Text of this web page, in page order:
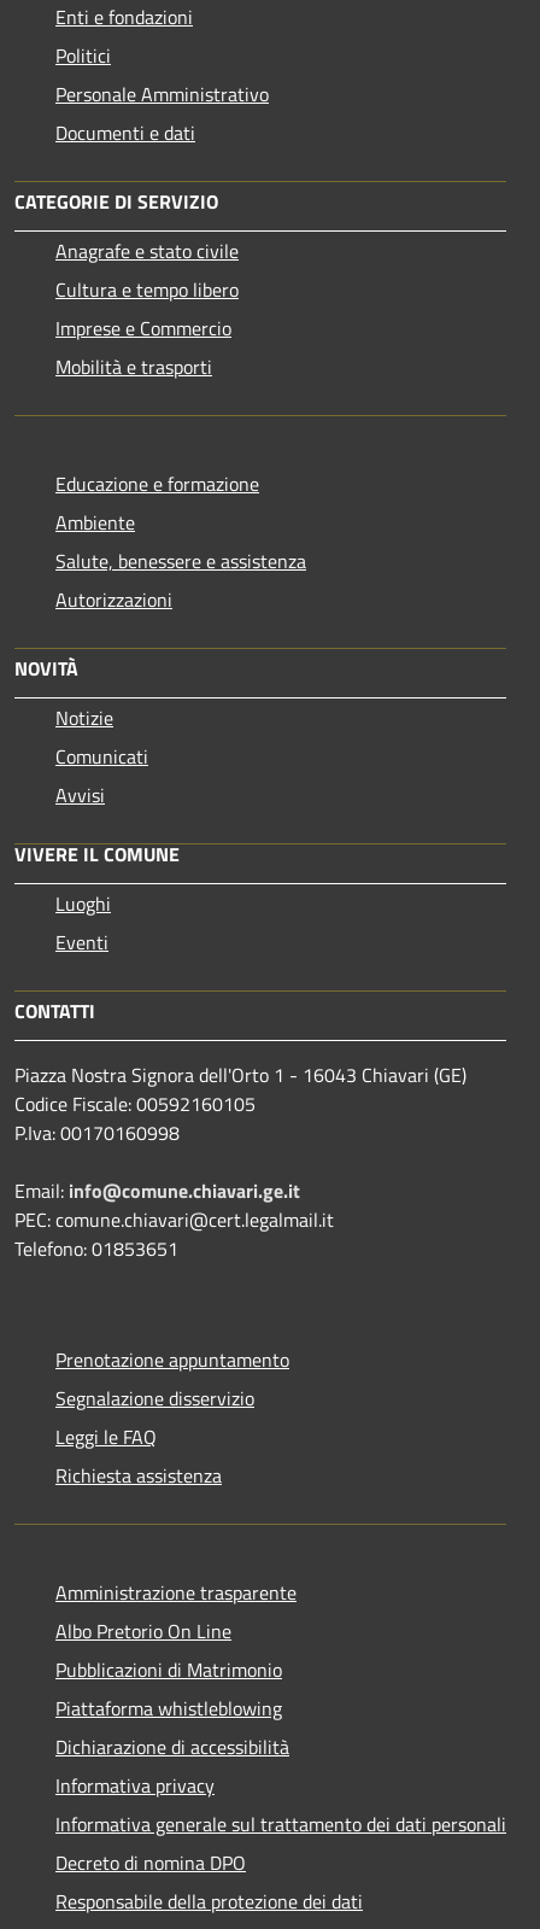
Enti e fondazioni
Politici
Personale Amministrativo
Documenti e dati
CATEGORIE DI SERVIZIO
Anagrafe e stato civile
Cultura e tempo libero
Imprese e Commercio
Mobilità e trasporti
Educazione e formazione
Ambiente
Salute, benessere e assistenza
Autorizzazioni
NOVITÀ
Notizie
Comunicati
Avvisi
VIVERE IL COMUNE
Luoghi
Eventi
CONTATTI
Piazza Nostra Signora dell'Orto 1 - 16043 Chiavari (GE)
Codice Fiscale: 00592160105
P.Iva: 00170160998
Email: info@comune.chiavari.ge.it
PEC: comune.chiavari@cert.legalmail.it
Telefono: 01853651
Prenotazione appuntamento
Segnalazione disservizio
Leggi le FAQ
Richiesta assistenza
Amministrazione trasparente
Albo Pretorio On Line
Pubblicazioni di Matrimonio
Piattaforma whistleblowing
Dichiarazione di accessibilità
Informativa privacy
Informativa generale sul trattamento dei dati personali
Decreto di nomina DPO
Responsabile della protezione dei dati